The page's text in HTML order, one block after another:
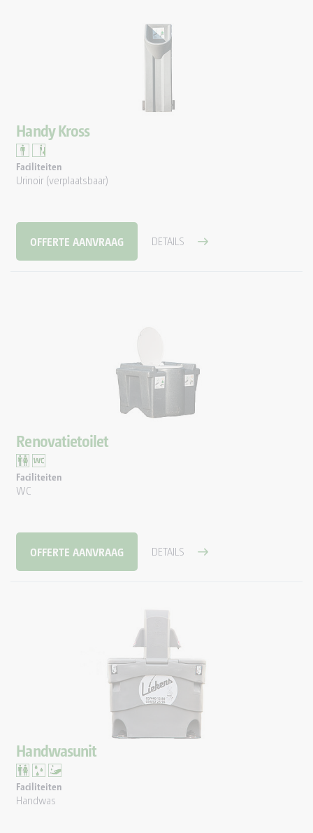
Handy Kross
Faciliteiten
Urinoir (verplaatsbaar)
OFFERTE AANVRAAG DETAILS
Renovatietoilet
Faciliteiten
WC
OFFERTE AANVRAAG DETAILS
Handwasunit
Faciliteiten
Handwas